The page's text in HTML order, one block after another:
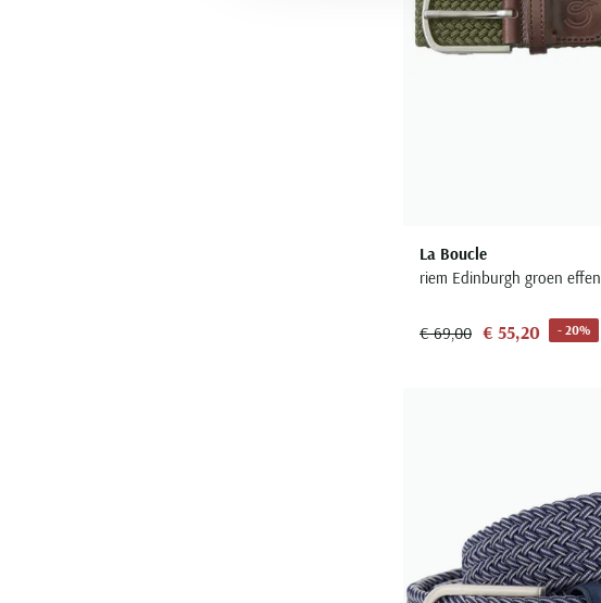
La Boucle
riem Edinburgh groen effen
€ 69,00 € 55,20 - 20%